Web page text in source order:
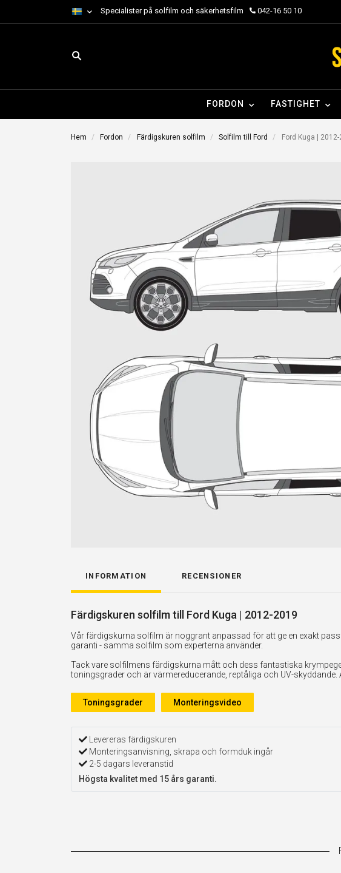
Specialister på solfilm och säkerhetsfilm 042-16 50 10
FORDON FASTIGHET
Hem Fordon Färdigskuren solfilm Solfilm till Ford Ford Kuga |
INFORMATION RECENSIONER
Färdigskuren solfilm till Ford Kuga | 2012-2019
Vår färdigskurna solfilm är noggrant anpassad för att ge en exakt
garanti - samma solfilm som experterna använder.
Tack vare solfilmens färdigskurna mått och dess fantastiska
toningsgrader och är värmereducerande, reptåliga och UV-
Toningsgrader Monteringsvideo
Levereras färdigskuren
Monteringsanvisning, skrapa och formduk ingår
2-5 dagars leveranstid
Högsta kvalitet med 15 års garanti.